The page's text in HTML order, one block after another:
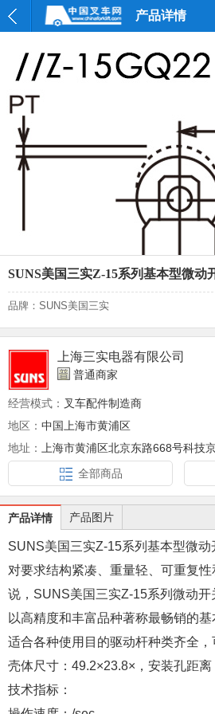
产品详情
SUNS美国三实Z-15系列基本型微动
品牌：SUNS美国三实
上海三实电器有限公司
普通商家
经营模式： 叉车配件制造商
地区： 中国上海市黄浦区
地址：
上海市黄浦区北京东路668号科技
全部商品
产品详情 产品图片
SUNS美国三实Z-15系列基本型微动
对要求结构紧凑、重量轻、可重复
说， SUNS美国三实Z-15系列微动开
以高精度和丰富品种著称最畅销的基
适合各种使用目的驱动杆种类齐全，
壳体尺寸： 49.2×23.8× ，安装孔距离
技术指标：